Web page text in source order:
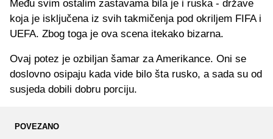
Među svim ostalim zastavama bila je i ruska - države
koja je isključena iz svih takmičenja pod okriljem FIFA i
UEFA. Zbog toga je ova scena itekako bizarna.
Ovaj potez je ozbiljan šamar za Amerikance. Oni se
doslovno osipaju kada vide bilo šta rusko, a sada su od
susjeda dobili dobru porciju.
POVEZANO